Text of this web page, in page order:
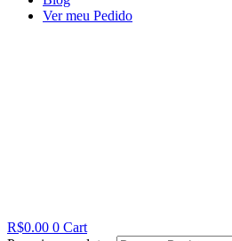
Ver meu Pedido
R$0.00 0 Cart